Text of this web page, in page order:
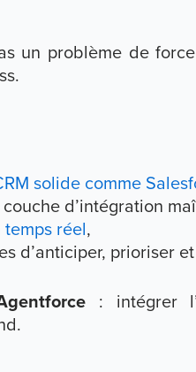
un problème de
solide comme
d’intégration
réel,
d’anticiper, prioriser
: intégrer